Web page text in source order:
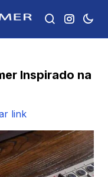
Inspirado na
link